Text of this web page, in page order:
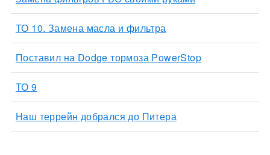
ТО 10. Замена масла и фильтра
Поставил на Dodge тормоза PowerStop
ТО 9
Наш террейн добрался до Питера